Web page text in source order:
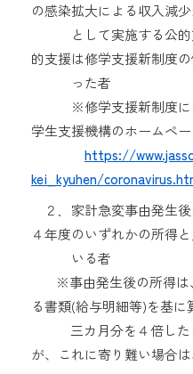
の感染拡大による収入減
として実施する公的
的支援は修学支援新制度
った者
※修学支援新制度にお
学生支援機構のホームペ
https://
kei_kyuhen/
２．家計急変事由発生
４年度のいずれかの所得
いる者
※事由発生後の所得は
る書類(給与明細等)を基
三カ月分を４倍したも
が、これに寄り難い場合